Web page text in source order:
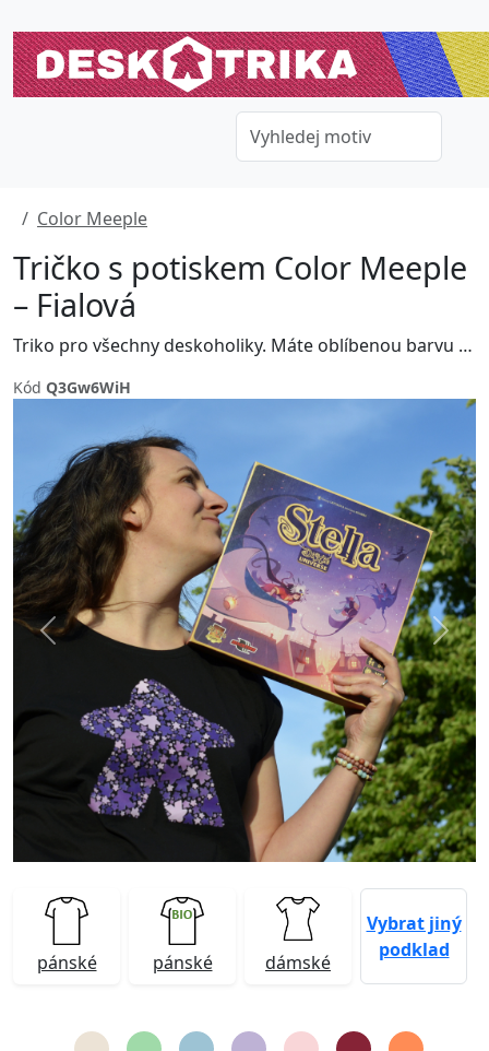
Previous Next
Color Meeple
Tričko s potiskem Color Meeple
– Fialová
Triko pro všechny deskoholiky. Máte oblíbenou barvu figurek či meeplů? Vyberte si právě tu svoji. Dejte spoluhráčům vědět jaké je ta vaše! Chcete raději mikinu, tašku nebo plecháček? Jak je libo, stačí změnit v tvořiči.
Kód Q3Gw6WiH
pánské pánské dámské
Vybrat jiný
podklad